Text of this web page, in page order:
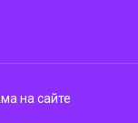
на сайте